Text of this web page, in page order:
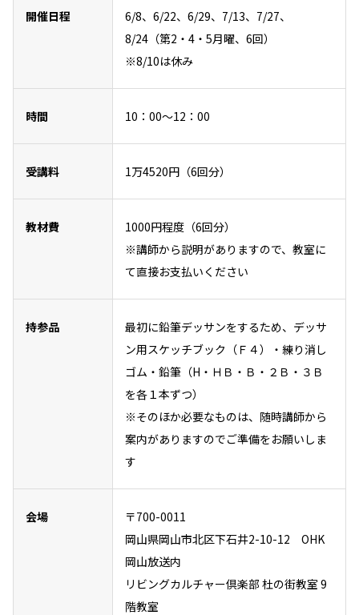
開催日程
6/8、6/22、6/29、7/13、7/27、
8/24（第2・4・5月曜、6回）
※8/10は休み
時間 10：00～12：00
受講料 1万4520円（6回分）
教材費
1000円程度（6回分）
※講師から説明がありますので、教室に
て直接お支払いください
持参品
最初に鉛筆デッサンをするため、デッサ
ン用スケッチブック（Ｆ４）・練り消し
ゴム・鉛筆（H・ＨＢ・Ｂ・２Ｂ・３Ｂ
を各１本ずつ）
※そのほか必要なものは、随時講師から
案内がありますのでご準備をお願いしま
す
会場
〒700-0011
岡山県岡山市北区下石井2-10-12 OHK
岡山放送内
リビングカルチャー倶楽部 杜の街教室 9
階教室